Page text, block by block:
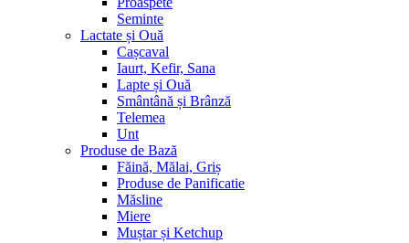
Seminte
Lactate și Ouă
Cașcaval
Iaurt, Kefir, Sana
Lapte și Ouă
Smântână și Brânză
Telemea
Unt
Produse de Bază
Făină, Mălai, Griș
Produse de Panificatie
Măsline
Miere
Muștar și Ketchup